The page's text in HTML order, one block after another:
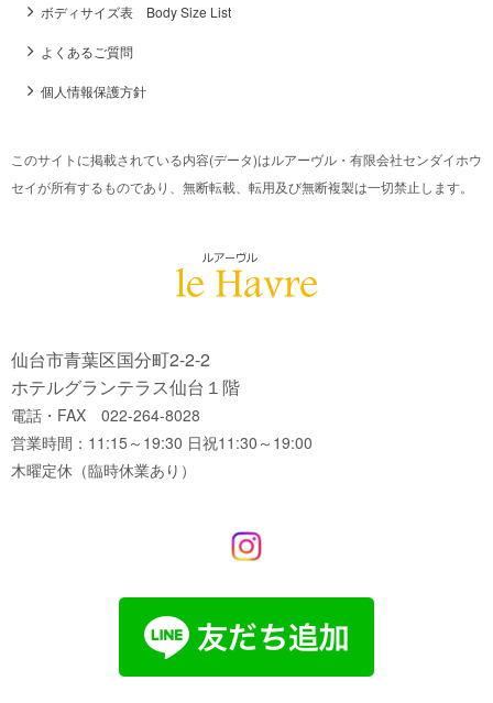
ボディサイズ表 Body Size List
よくあるご質問
個人情報保護方針
このサイトに掲載されている内容(データ)はルアーヴル・有限会社センダイホウ
セイが所有するものであり、無断転載、転用及び無断複製は一切禁止します。
仙台市青葉区国分町2-2-2
ホテルグランテラス仙台１階
電話・FAX 022-264-8028
営業時間：11:15～19:30 日祝11:30～19:00
木曜定休（臨時休業あり）